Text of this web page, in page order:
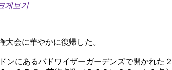
게보기
会に華やかに復帰した。
にあるバドワイザーガーデンズで開かれた